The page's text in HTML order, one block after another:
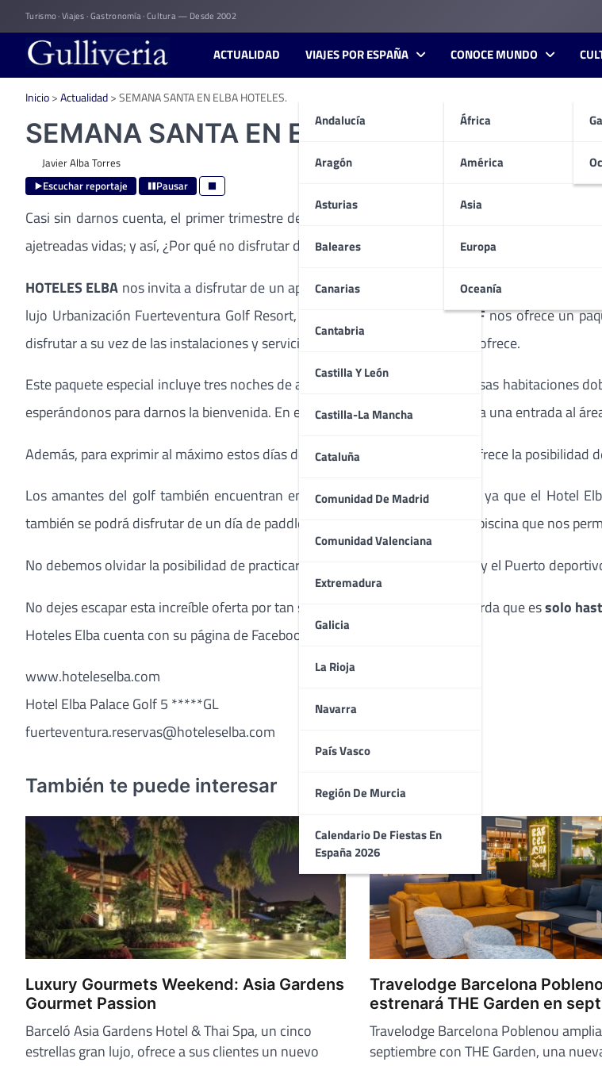
to
content
Turismo · Viajes · Gastronomía · Cultura — Desde 2002
ACTUALIDAD VIAJES POR ESPAÑA
Andalucía
Aragón
Asturias
Baleares
Canarias
Cantabria
Castilla Y León
Castilla-La Mancha
Cataluña
Comunidad De Madrid
Comunidad Valenciana
Extremadura
Galicia
La Rioja
Navarra
País Vasco
Región De Murcia
Calendario De Fiestas En
España 2026
CONOCE MUNDO
África
América
Asia
Europa
Oceanía
Inicio>Actualidad>SEMANA SANTA EN ELBA HOTELES.
SEMANA SANTA EN ELBA HOTELES.
Javier Alba Torres
Escuchar reportaje Pausar
Casi sin darnos cuenta, el primer trimestre del año se va acercando a su fin, el buen tiempo
ajetreadas vidas; y así, ¿Por qué no disfrutar de unas merecidas vacaciones en
HOTELES ELBA nos invita a disfrutar de un apreciado descanso en uno de sus mejores
lujo Urbanización Fuerteventura Golf Resort, el
HOTEL ELBA PALACE GOLFnos ofrece un
disfrutar a su vez de las instalaciones y servicios que dicho alojamiento nos ofrece.
Este paquete especial incluye tres noches de alojamiento en una de sus lujosas habitaciones
esperándonos para darnos la bienvenida. En el paquete también está incluida una entrada al
Además, para exprimir al máximo estos días de relax difíciles de olvidar, se ofrece la posibilidad
Los amantes del golf también encuentran en el hotel su refugio perfecto, ya que el Hotel
también se podrá disfrutar de un día de paddle, con un posterior baño en la piscina que nos
No debemos olvidar la posibilidad de practicar deportes náuticos en la playa y el Puerto
No dejes escapar esta increíble oferta por tan solo
. Recuerda que essolo
Hoteles Elba cuenta con su página de Facebook, ¡visítales!
www.hoteleselba.com
Hotel Elba Palace Golf 5 *****GL
fuerteventura.reservas@hoteleselba.com
También te puede interesar
Luxury Gourmets Weekend: Asia Gardens
Gourmet Passion
Barceló Asia Gardens Hotel & Thai Spa, un cinco
estrellas gran lujo, ofrece a sus clientes un nuevo
Travelodge Barcelona
estrenará THE Garden en
Travelodge Barcelona Poblenou
septiembre con THE Garden, una